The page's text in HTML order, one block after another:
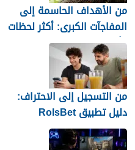
من الأهداف الحاسمة إلى
المفاجآت الكبرى: أكثر لحظات
كأس العالم 2026 التي لا
تُنسى
من التسجيل إلى الاحتراف:
دليل تطبيق RolsBet
للمستخدمين السوريين